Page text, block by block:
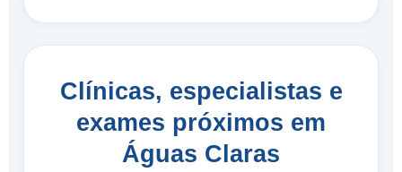
Clínicas, especialistas e
exames próximos em
Águas Claras